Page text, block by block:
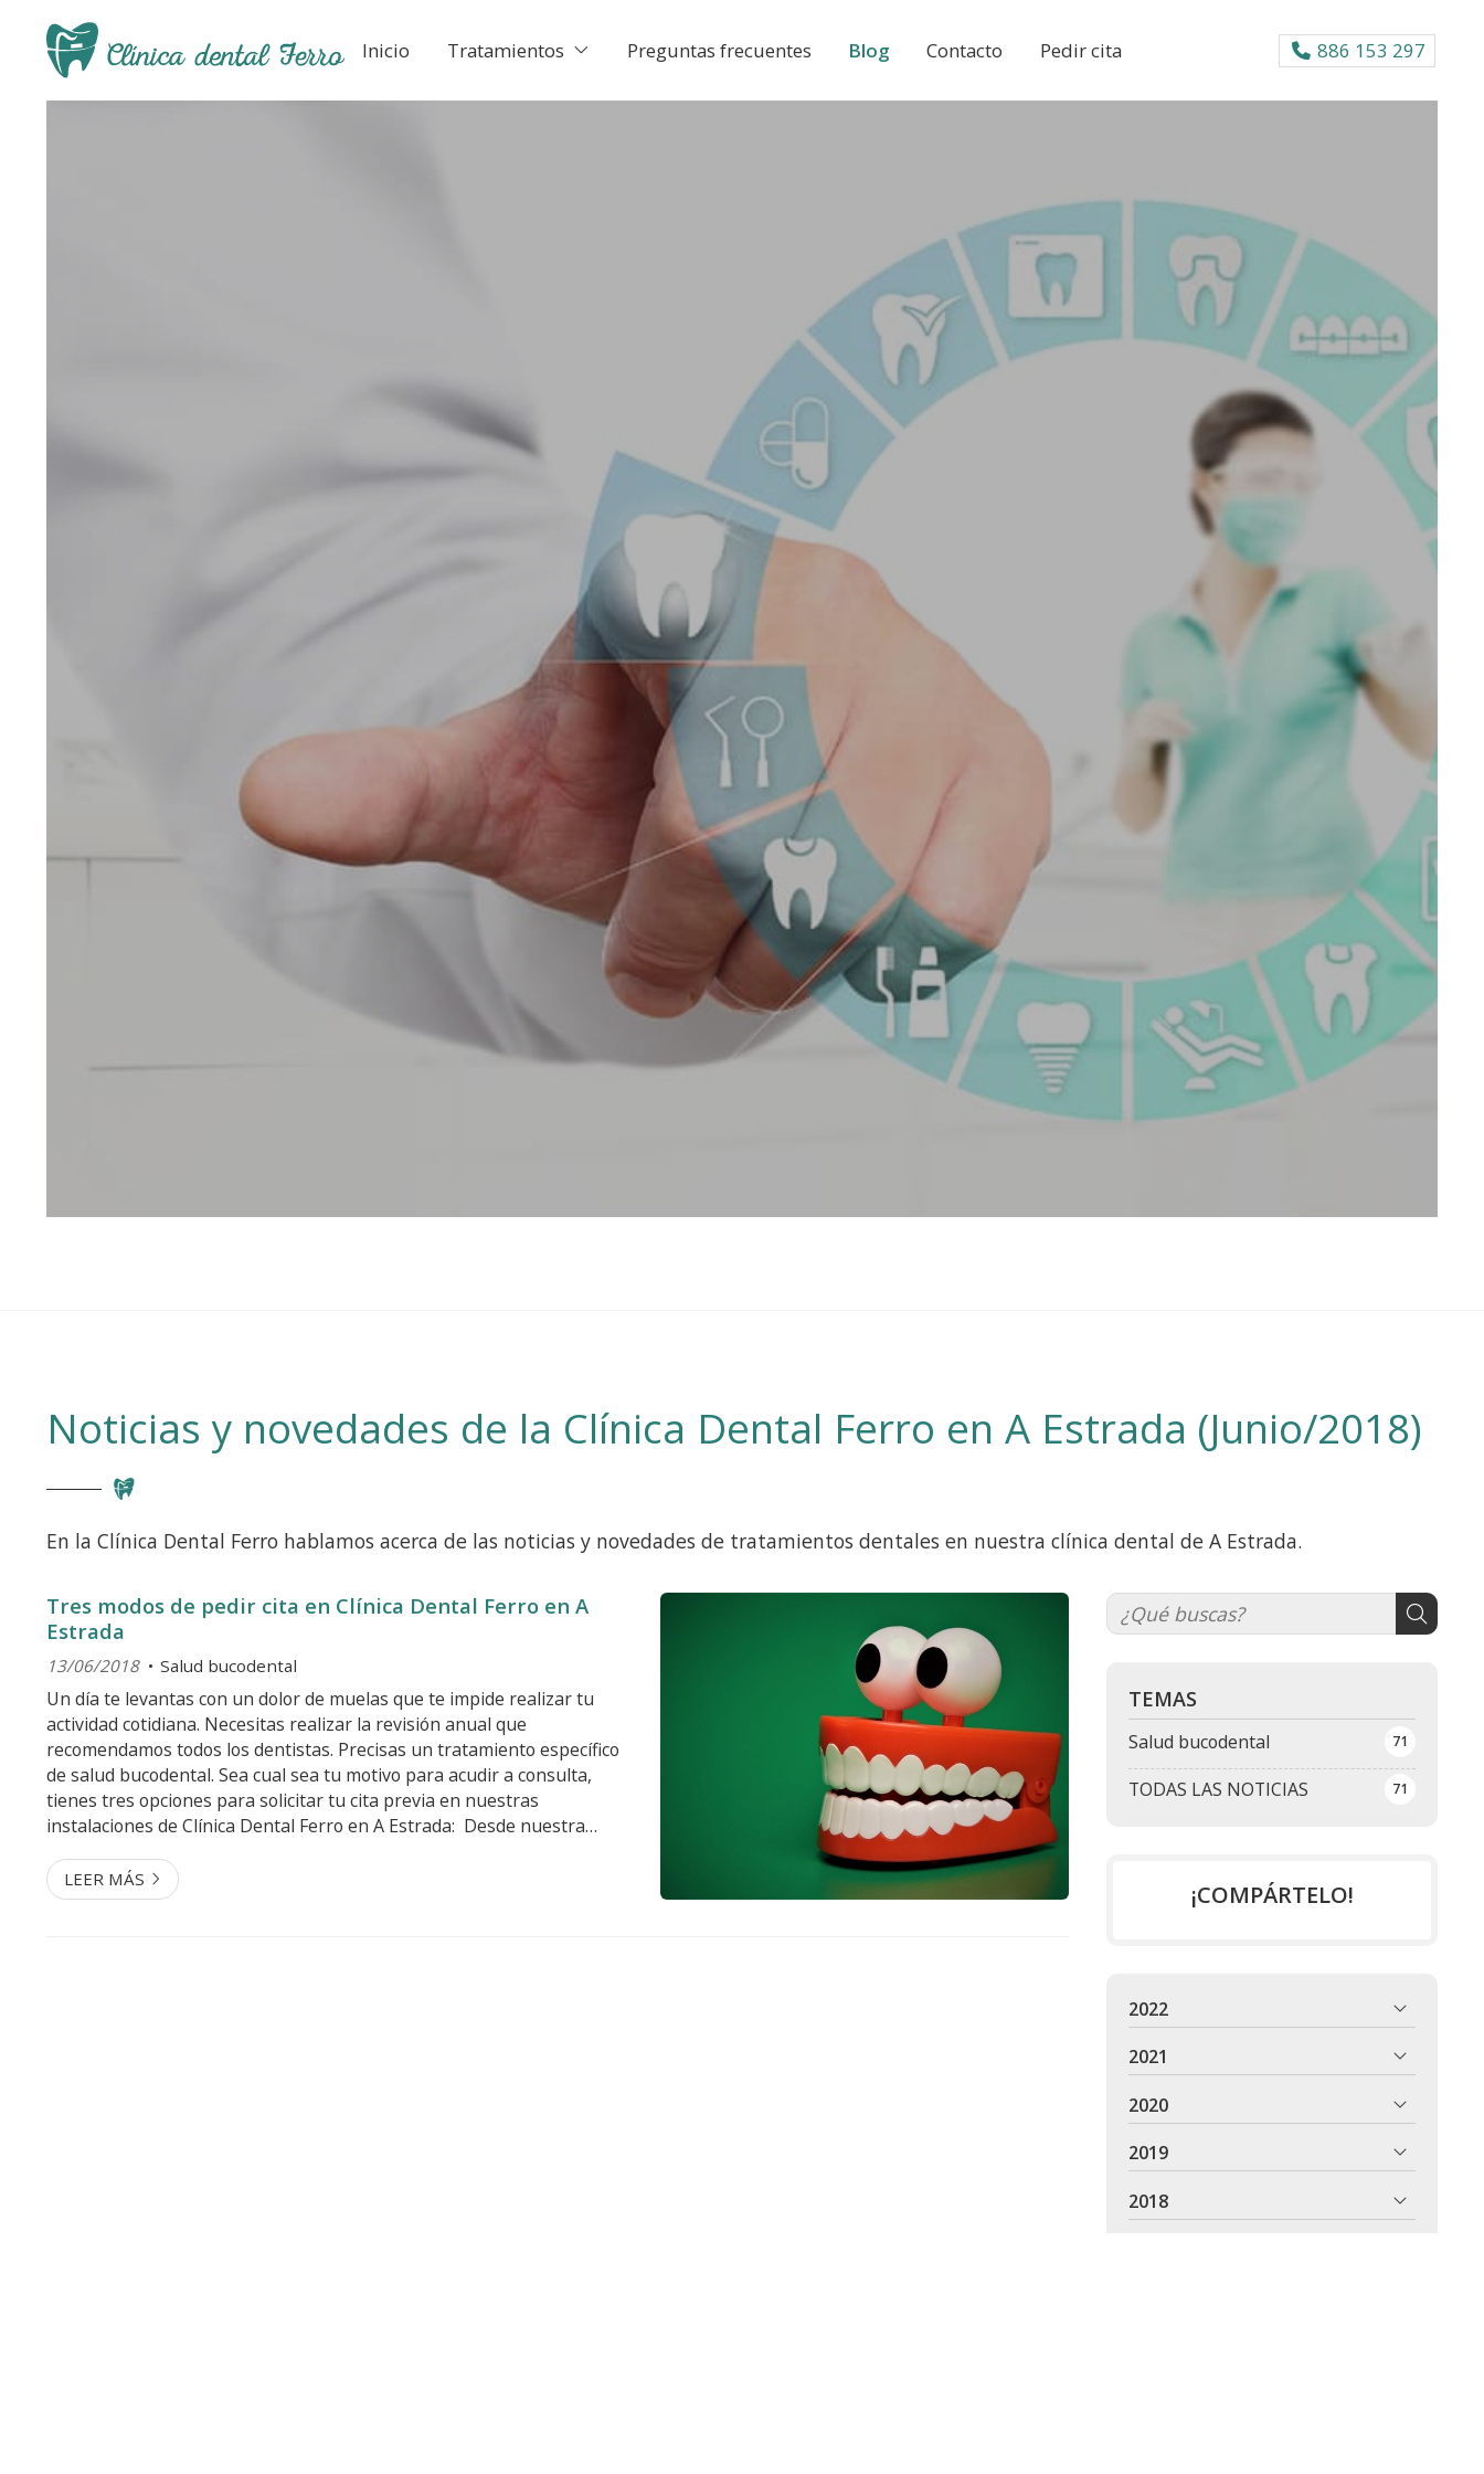
Inicio Tratamientos Preguntas frecuentes Blog Contacto Pedir cita 886 153 297
Noticias y novedades de la Clínica Dental Ferro en A Estrada (Junio/2018)
En la Clínica Dental Ferro hablamos acerca de las noticias y novedades de tratamientos dentales en nuestra clínica dental de A Estrada.
TEMAS
TODAS LAS NOTICIAS 71
Salud bucodental 71
Tres modos de pedir cita en Clínica Dental Ferro en A
Estrada
13/06/2018 Salud bucodental
Un día te levantas con un dolor de muelas que te impide realizar tu
actividad cotidiana. Necesitas realizar la revisión anual que
recomendamos todos los dentistas. Precisas un tratamiento específico
de salud bucodental. Sea cual sea tu motivo para acudir a consulta,
tienes tres opciones para solicitar tu cita previa en nuestras
instalaciones de Clínica Dental Ferro en A Estrada: Desde nuestra
que venir a visitarnos te resulte lo...
LEER MÁS
¡COMPÁRTELO!
2022
2021
2020
2019
2018